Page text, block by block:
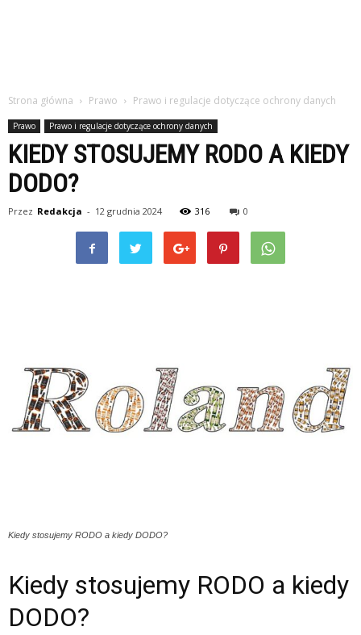
Strona główna Prawo Prawo i regulacje dotyczące ochrony danych
Prawo Prawo i regulacje dotyczące ochrony danych
KIEDY STOSUJEMY RODO A KIEDY
DODO?
Przez Redakcja - 12 grudnia 2024 316 0
Kiedy stosujemy RODO a kiedy DODO?
Kiedy stosujemy RODO a kiedy
DODO?